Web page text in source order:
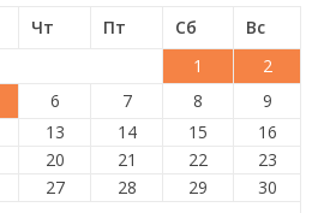
Чт Пт Сб
Вс
1
2
6 7 8
9
13 14 15
16
20 21 22
23
27 28 29
30